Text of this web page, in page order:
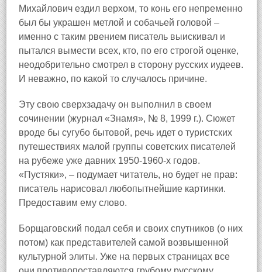
Михайлович ездил верхом, то конь его непременно
был бы украшен метлой и собачьей головой –
именно с таким рвением писатель выискивал и
пытался вымести всех, кто, по его строгой оценке,
неодобрительно смотрел в сторону русских иудеев.
И неважно, по какой то случалось причине.
Эту свою сверхзадачу он выполнил в своем
сочинении (журнал «Знамя», № 8, 1999 г.). Сюжет
вроде бы сугубо бытовой, речь идет о туристских
путешествиях малой группы советских писателей
на рубеже уже давних 1950‑1960‑х годов.
«Пустяки», – подумает читатель, но будет не прав:
писатель нарисовал любопытнейшие картинки.
Предоставим ему слово.
Борщаговский подал себя и своих спутников (о них
потом) как представителей самой возвышенной
культурной элиты. Уже на первых страницах все